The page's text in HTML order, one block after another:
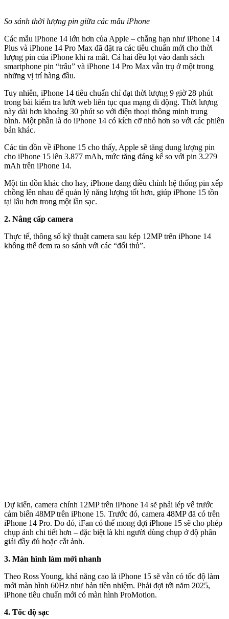
So sánh thời lượng pin giữa các mẫu iPhone
Các mẫu iPhone 14 lớn hơn của Apple – chẳng hạn như iPhone 14
Plus và iPhone 14 Pro Max đã đặt ra các tiêu chuẩn mới cho thời
lượng pin của iPhone khi ra mắt. Cả hai đều lọt vào danh sách
smartphone pin “trâu” và iPhone 14 Pro Max vẫn trụ ở một trong
những vị trí hàng đầu.
Tuy nhiên, iPhone 14 tiêu chuẩn chỉ đạt thời lượng 9 giờ 28 phút
trong bài kiểm tra lướt web liên tục qua mạng di động. Thời lượng
này dài hơn khoảng 30 phút so với điện thoại thông minh trung
bình. Một phần là do iPhone 14 có kích cỡ nhỏ hơn so với các phiên
bản khác.
Các tin đồn về iPhone 15 cho thấy, Apple sẽ tăng dung lượng pin
cho iPhone 15 lên 3.877 mAh, mức tăng đáng kể so với pin 3.279
mAh trên iPhone 14.
Một tin đồn khác cho hay, iPhone đang điều chỉnh hệ thống pin xếp
chồng lên nhau để quản lý năng lượng tốt hơn, giúp iPhone 15 tồn
tại lâu hơn trong một lần sạc.
2. Nâng cấp camera
Thực tế, thông số kỹ thuật camera sau kép 12MP trên iPhone 14
không thể đem ra so sánh với các “đối thủ”.
Dự kiến, camera chính 12MP trên iPhone 14 sẽ phải lép vế trước
cảm biến 48MP trên iPhone 15. Trước đó, camera 48MP đã có trên
iPhone 14 Pro. Do đó, iFan có thể mong đợi iPhone 15 sẽ cho phép
chụp ảnh chi tiết hơn – đặc biệt là khi người dùng chụp ở độ phân
giải đầy đủ hoặc cắt ảnh.
3. Màn hình làm mới nhanh
Theo Ross Young, khả năng cao là iPhone 15 sẽ vẫn có tốc độ làm
mới màn hình 60Hz như bản tiền nhiệm. Phải đợi tới năm 2025,
iPhone tiêu chuẩn mới có màn hình ProMotion.
4. Tốc độ sạc